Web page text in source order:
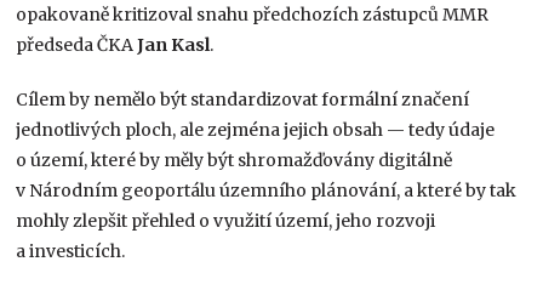
opakovaně kritizoval snahu předchozích zástupců MMR
předseda ČKAJan Kasl.
Cílem by nemělo být standardizovat formální značení
jednotlivých ploch, ale zejména jejich obsah — tedy údaje
o území, které by měly být shromažďovány digitálně
v Národním geoportálu územního plánování, a které by tak
mohly zlepšit přehled o využití území, jeho rozvoji
a investicích.